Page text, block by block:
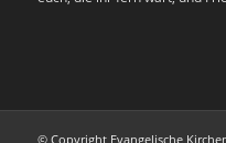
© Copyright Evangelische